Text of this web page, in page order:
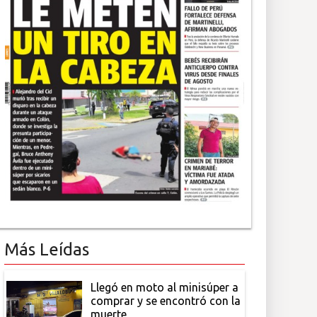
Más Leídas
Llegó en moto al minisúper a
comprar y se encontró con la
muerte